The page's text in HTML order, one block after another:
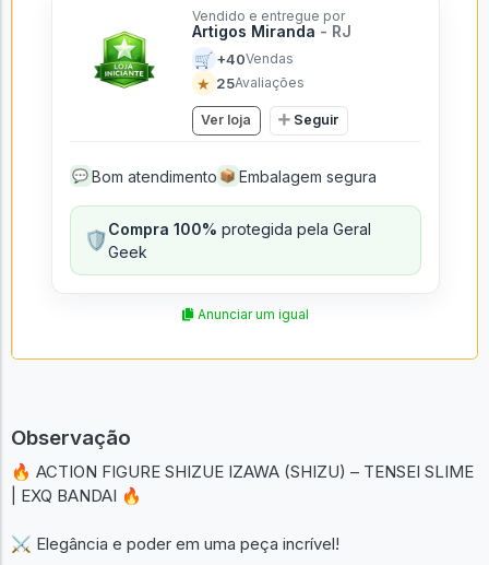
Vendido e entregue por
Artigos Miranda - RJ
🛒 +40Vendas
★ 25Avaliações
Ver loja Seguir
💬 Bom atendimento 📦 Embalagem segura
🛡️Compra 100% protegida pela Geral
Geek
Anunciar um igual
Observação
🔥 ACTION FIGURE SHIZUE IZAWA (SHIZU) – TENSEI SLIME
| EXQ BANDAI 🔥
⚔️ Elegância e poder em uma peça incrível!